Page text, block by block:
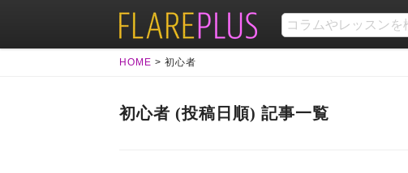
HOME > 初心者
初心者 (投稿日順) 記事一覧